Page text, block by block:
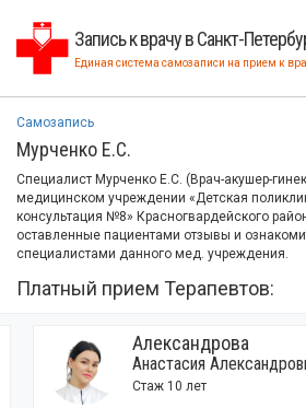
Запись к врачу в Санкт-
Единая система самозаписи на прием к
Самозапись
Мурченко Е.С.
Специалист Мурченко Е.С. (Врач-акушер-
медицинском учреждении «Детская
консультация №8» Красногвардейского
оставленные пациентами отзывы и
специалистами данного мед. учреждения.
Платный прием Терапевтов:
Александрова
Анастасия
Стаж 10 лет